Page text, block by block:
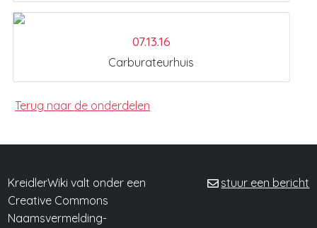
07.13.16
Carburateurhuis
Terug naar de onderdelen
KreidlerWiki valt onder een
Creative Commons
Naamsvermelding-
stuur een bericht